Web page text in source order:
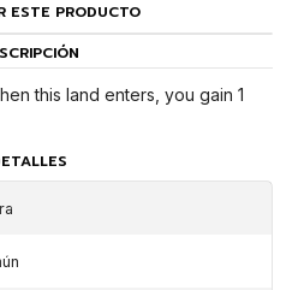
ESTE PRODUCTO
this land enters, you gain 1